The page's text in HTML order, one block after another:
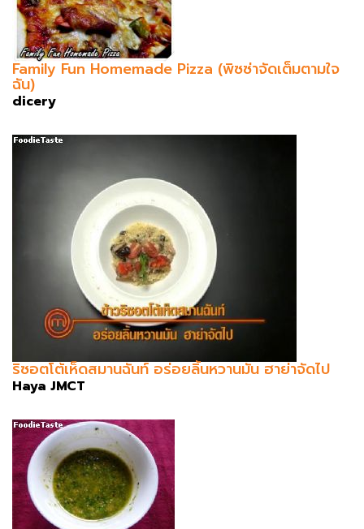
Family Fun Homemade Pizza (พิซซ่าจัดเต็มตามใจ
ฉัน)
dicery
ริซอตโต้เห็ดสมานฉันท์ อร่อยลิ้นหวานมัน ฮาย่าจัดไป
Haya JMCT